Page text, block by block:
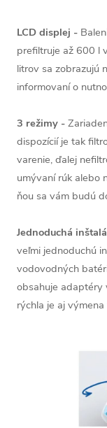
LCD displej -
prefiltruje až 600 l
litrov sa zobrazujú
informovaní o
3 režimy -
dispozícií je tak
varenie, ďalej
umývaní rúk alebo
ňou sa vám budú
Jednoduchá
veľmi jednoduchú
vodovodných
obsahuje adaptéry
rýchla je aj